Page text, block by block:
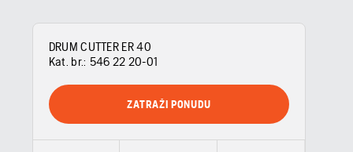
DRUM CUTTER ER 40
Kat. br.: 546 22 20‑01
ZATRAŽI PONUDU